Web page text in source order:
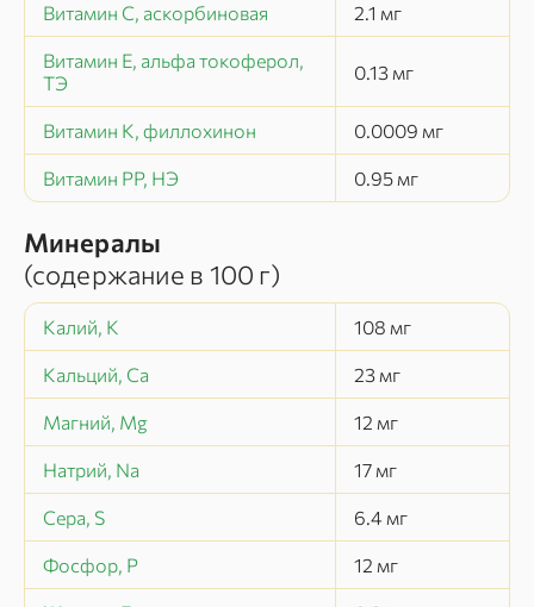
Витамин C, аскорбиновая 2.1 мг
Витамин Е, альфа токоферол,
ТЭ
0.13 мг
Витамин К, филлохинон 0.0009 мг
Витамин РР, НЭ 0.95 мг
Минералы
(содержание в 100 г)
Калий, K 108 мг
Кальций, Ca 23 мг
Магний, Mg 12 мг
Натрий, Na 17 мг
Сера, S 6.4 мг
Фосфор, P 12 мг